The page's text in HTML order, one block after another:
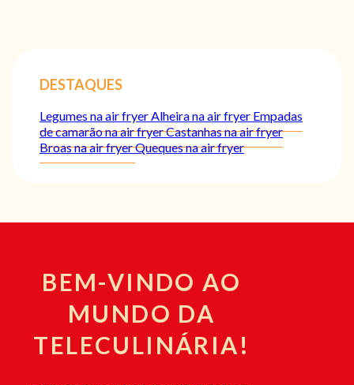
DESTAQUES
Legumes na air fryerAlheira na air fryer Empadas
de camarão na air fryerCastanhas na air fryer
Broas na air fryerQueques na air fryer
BEM-VINDO AO
MUNDO DA
TELECULINÁRIA!